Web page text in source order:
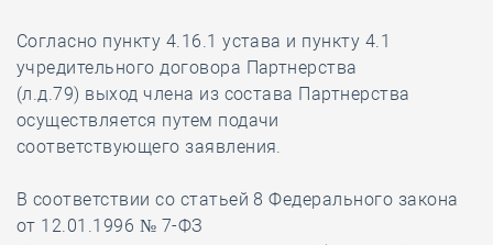
Согласно пункту 4.16.1 устава и пункту 4.1
учредительного договора Партнерства
(л.д.79) выход члена из состава Партнерства
осуществляется путем подачи
соответствующего заявления.
В соответствии со статьей 8 Федерального закона
от 12.01.1996 № 7-ФЗ